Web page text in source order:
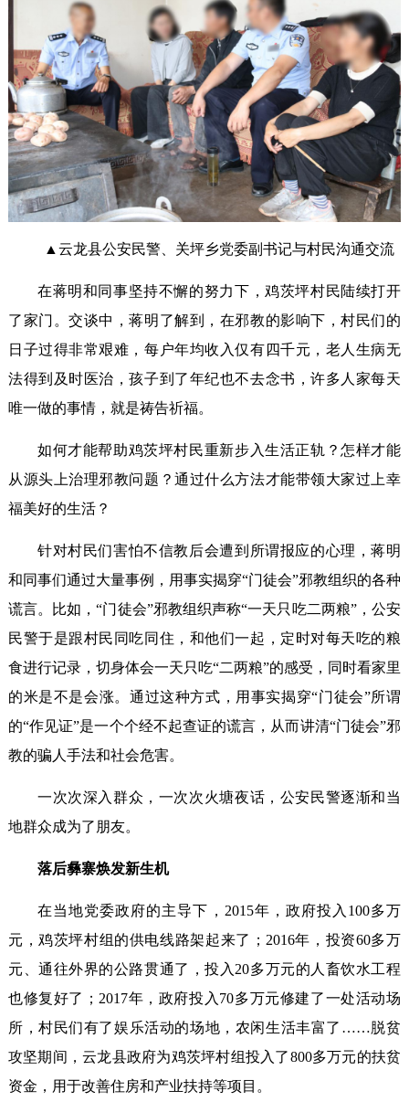
▲云龙县公安民警、关坪乡党委副书记与村民沟通交流
在蒋明和同事坚持不懈的努力下，鸡茨坪村民陆续打开
了家门。交谈中，蒋明了解到，在邪教的影响下，村民们的
日子过得非常艰难，每户年均收入仅有四千元，老人生病无
法得到及时医治，孩子到了年纪也不去念书，许多人家每天
唯一做的事情，就是祷告祈福。
如何才能帮助鸡茨坪村民重新步入生活正轨？怎样才能
从源头上治理邪教问题？通过什么方法才能带领大家过上幸
福美好的生活？
针对村民们害怕不信教后会遭到所谓报应的心理，蒋明
和同事们通过大量事例，用事实揭穿“门徒会”邪教组织的各种
谎言。比如，“门徒会”邪教组织声称“一天只吃二两粮”，公安
民警于是跟村民同吃同住，和他们一起，定时对每天吃的粮
食进行记录，切身体会一天只吃“二两粮”的感受，同时看家里
的米是不是会涨。通过这种方式，用事实揭穿“门徒会”所谓
的“作见证”是一个个经不起查证的谎言，从而讲清“门徒会”邪
教的骗人手法和社会危害。
一次次深入群众，一次次火塘夜话，公安民警逐渐和当
地群众成为了朋友。
落后彝寨焕发新生机
在当地党委政府的主导下，2015年，政府投入100多万
元，鸡茨坪村组的供电线路架起来了；2016年，投资60多万
元、通往外界的公路贯通了，投入20多万元的人畜饮水工程
也修复好了；2017年，政府投入70多万元修建了一处活动场
所，村民们有了娱乐活动的场地，农闲生活丰富了……脱贫
攻坚期间，云龙县政府为鸡茨坪村组投入了800多万元的扶贫
资金，用于改善住房和产业扶持等项目。